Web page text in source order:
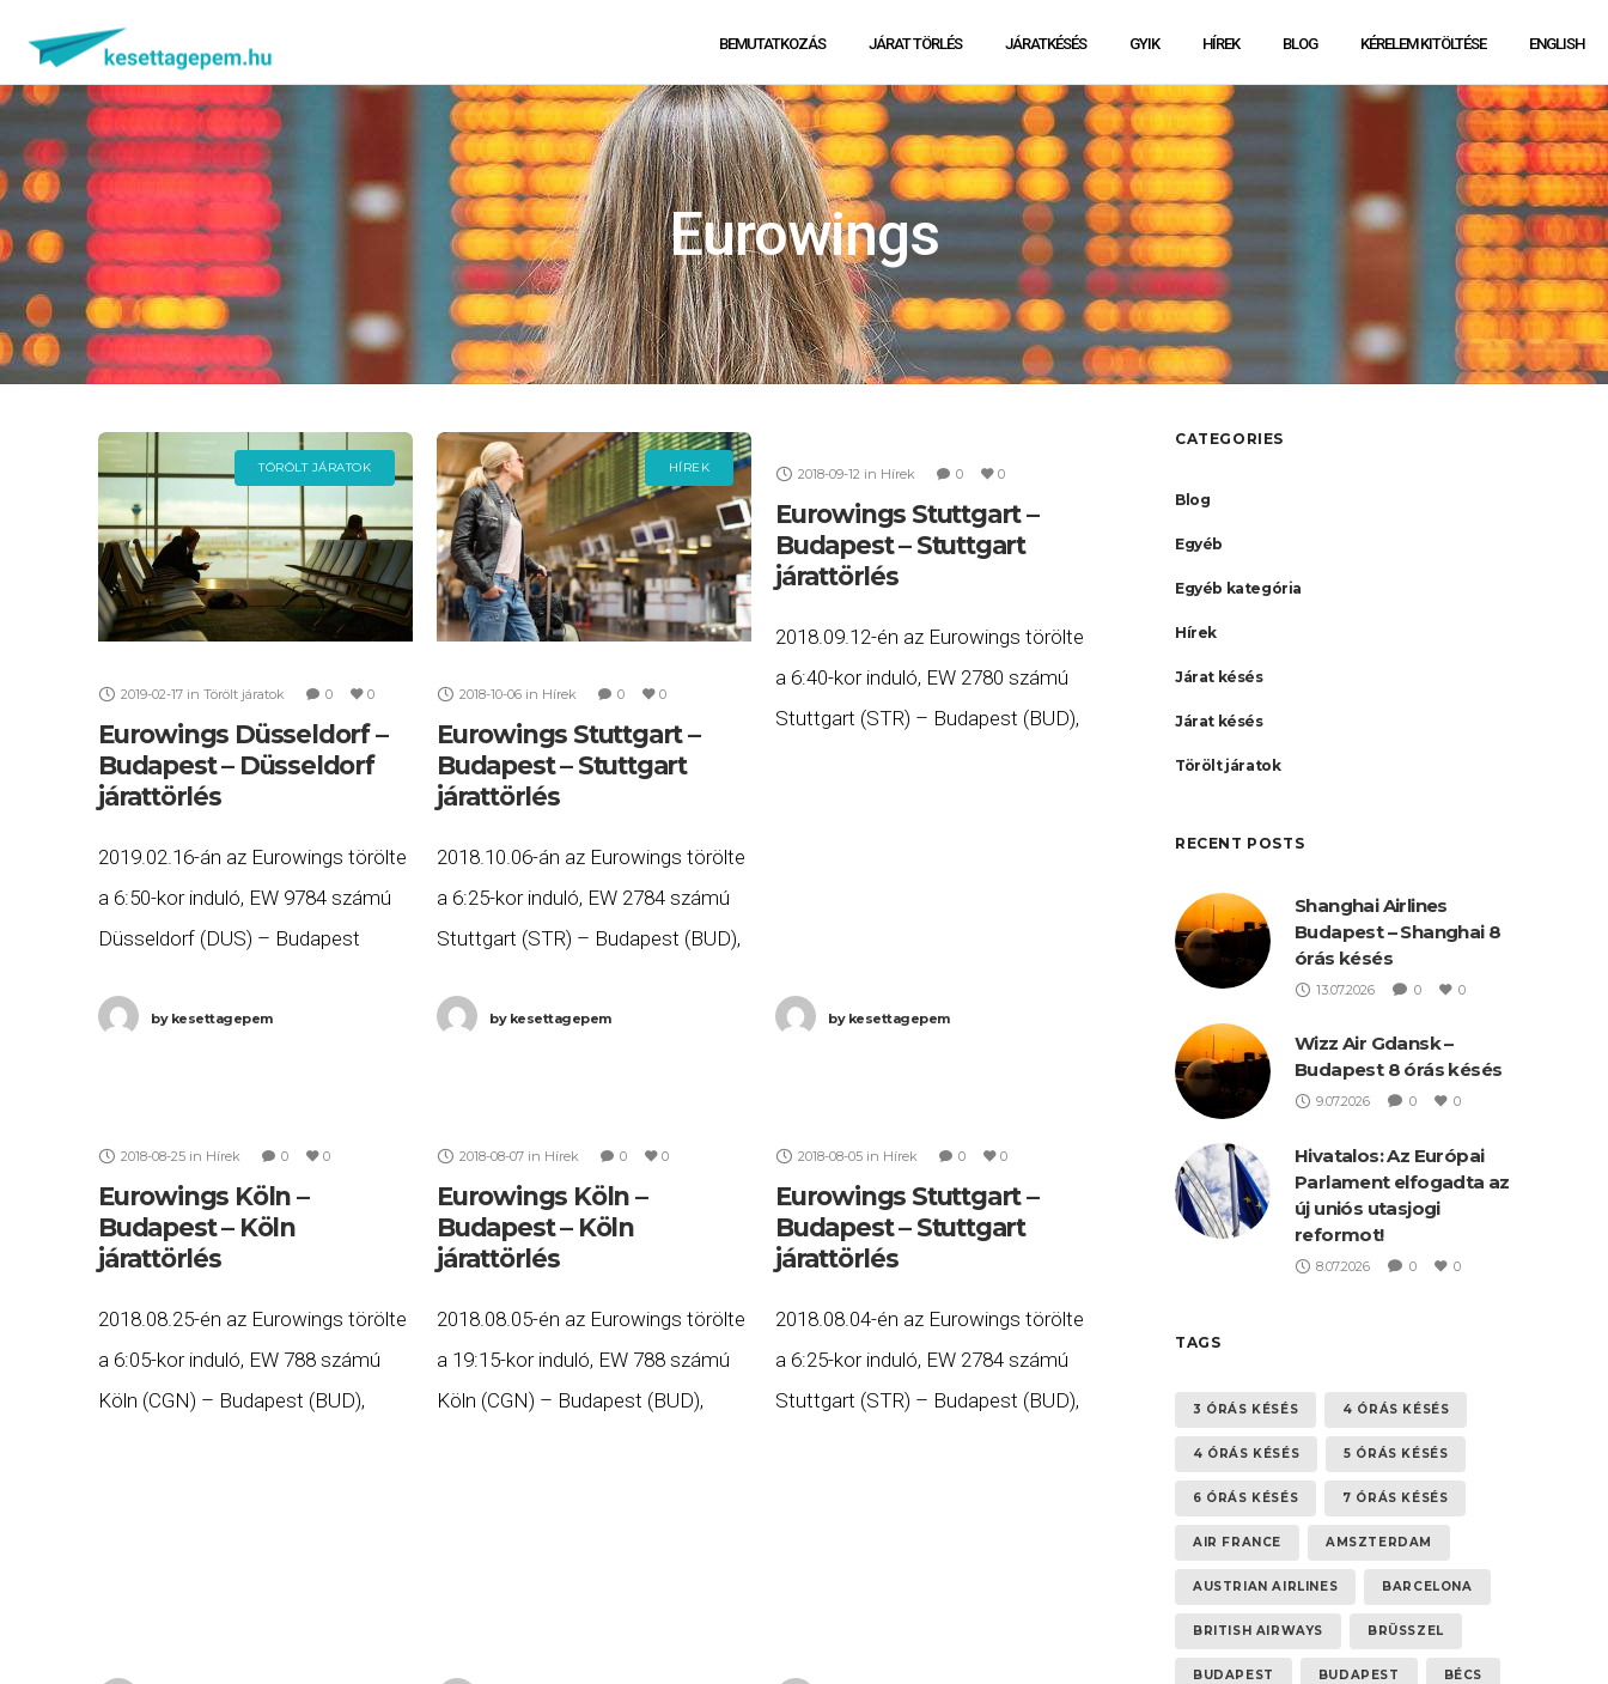
BEMUTATKOZÁS JÁRAT TÖRLÉS JÁRATKÉSÉS GYIK HÍREK BLOG KÉRELEM KITÖLTÉSE ENGLISH
Eurowings
TÖRÖLT JÁRATOK
2019-02-17 in Törölt járatok 0 0
Eurowings Düsseldorf –
Budapest – Düsseldorf
járattörlés
2019.02.16-án az Eurowings törölte
a 6:50-kor induló, EW 9784 számú
Düsseldorf (DUS) – Budapest
számú Budapest (BUD) –
bykesettagepem
HÍREK
2018-10-06 in Hírek 0 0
Eurowings Stuttgart –
Budapest – Stuttgart
járattörlés
2018.10.06-án az Eurowings törölte
a 6:25-kor induló, EW 2784 számú
Stuttgart (STR) – Budapest (BUD),
számú Budapest (BUD) – Stuttgart
bykesettagepem
2018-09-12 in Hírek 0 0
Eurowings Stuttgart –
Budapest – Stuttgart
járattörlés
2018.09.12-én az Eurowings törölte
a 6:40-kor induló, EW 2780 számú
Stuttgart (STR) – Budapest (BUD),
bykesettagepem
2018-08-25 in Hírek 0 0
Eurowings Köln –
Budapest – Köln
járattörlés
2018.08.25-én az Eurowings törölte
a 6:05-kor induló, EW 788 számú
Köln (CGN) – Budapest (BUD),
2018-08-07 in Hírek 0 0
Eurowings Köln –
Budapest – Köln
járattörlés
2018.08.05-én az Eurowings törölte
a 19:15-kor induló, EW 788 számú
Köln (CGN) – Budapest (BUD),
2018-08-05 in Hírek 0 0
Eurowings Stuttgart –
Budapest – Stuttgart
járattörlés
2018.08.04-én az Eurowings törölte
a 6:25-kor induló, EW 2784 számú
Stuttgart (STR) – Budapest (BUD),
CATEGORIES
Blog
Egyéb
Egyéb kategória
Hírek
Járat késés
Járat késés
Törölt járatok
RECENT POSTS
Shanghai Airlines
Budapest – Shanghai 8
órás késés
13.07.2026 0 0
Wizz Air Gdansk –
Budapest 8 órás késés
9.07.2026 0 0
Hivatalos: Az Európai
Parlament elfogadta az
új uniós utasjogi
reformot!
8.07.2026 0 0
TAGS
3 ÓRÁS KÉSÉS 4 ÓRÁS KÉSÉS
4 ÓRÁS KÉSÉS 5 ÓRÁS KÉSÉS
6 ÓRÁS KÉSÉS 7 ÓRÁS KÉSÉS
AIR FRANCE AMSZTERDAM
AUSTRIAN AIRLINES BARCELONA
BRITISH AIRWAYS BRÜSSZEL
BUDAPEST BUDAPEST BÉCS